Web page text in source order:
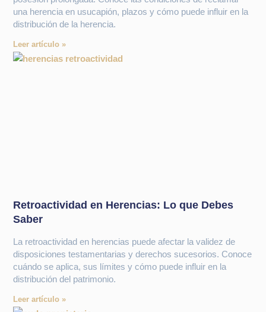
una herencia en usucapión, plazos y cómo puede influir en la
distribución de la herencia.
Leer artículo »
Retroactividad en Herencias: Lo que Debes
Saber
La retroactividad en herencias puede afectar la validez de
disposiciones testamentarias y derechos sucesorios. Conoce
cuándo se aplica, sus límites y cómo puede influir en la
distribución del patrimonio.
Leer artículo »